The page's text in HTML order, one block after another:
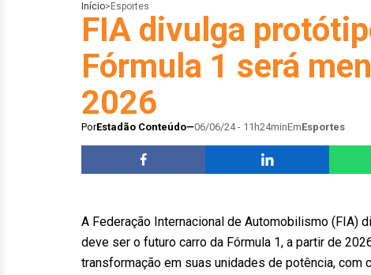
Início> Esportes
FIA divulga
Fórmula 1 será
2026
PorEstadão Conteúdo 06/06/24 - 11h24minEmEsportes
A Federação Internacional de Automobilismo (FIA)
deve ser o futuro carro da Fórmula 1, a partir de
transformação em suas unidades de potência,